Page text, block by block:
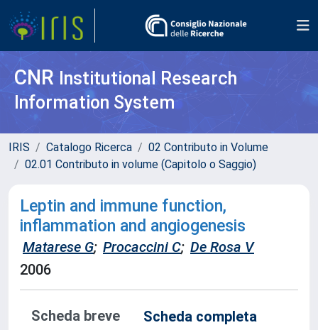
CNR Institutional Research
Information System
IRIS Catalogo Ricerca
02 Contributo in Volume
02.01 Contributo in volume (Capitolo o Saggio)
Leptin and immune function,
inflammation and angiogenesis
Matarese G; Procaccini C; De Rosa V
2006
Scheda breve
Scheda completa